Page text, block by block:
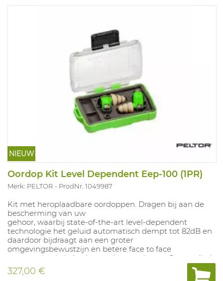
NIEUW
Oordop Kit Level Dependent Eep-100 (1PR)
Merk: PELTOR ProdNr. 1049987
Kit met heroplaadbare oordoppen. Dragen bij aan de
bescherming van uw
gehoor, waarbij state-of-the-art level-dependent
technologie het geluid automatisch dempt tot 82dB en
daardoor bijdraagt aan een groter
omgevingsbewustzijn en betere face to face
communicatie in lastige werkomgevingen. Compatibel
met Ultrafit (SNR=32) en Torque (SNR=38) oordoppen.
Batterijduur: tot 16uur.
327,00 €